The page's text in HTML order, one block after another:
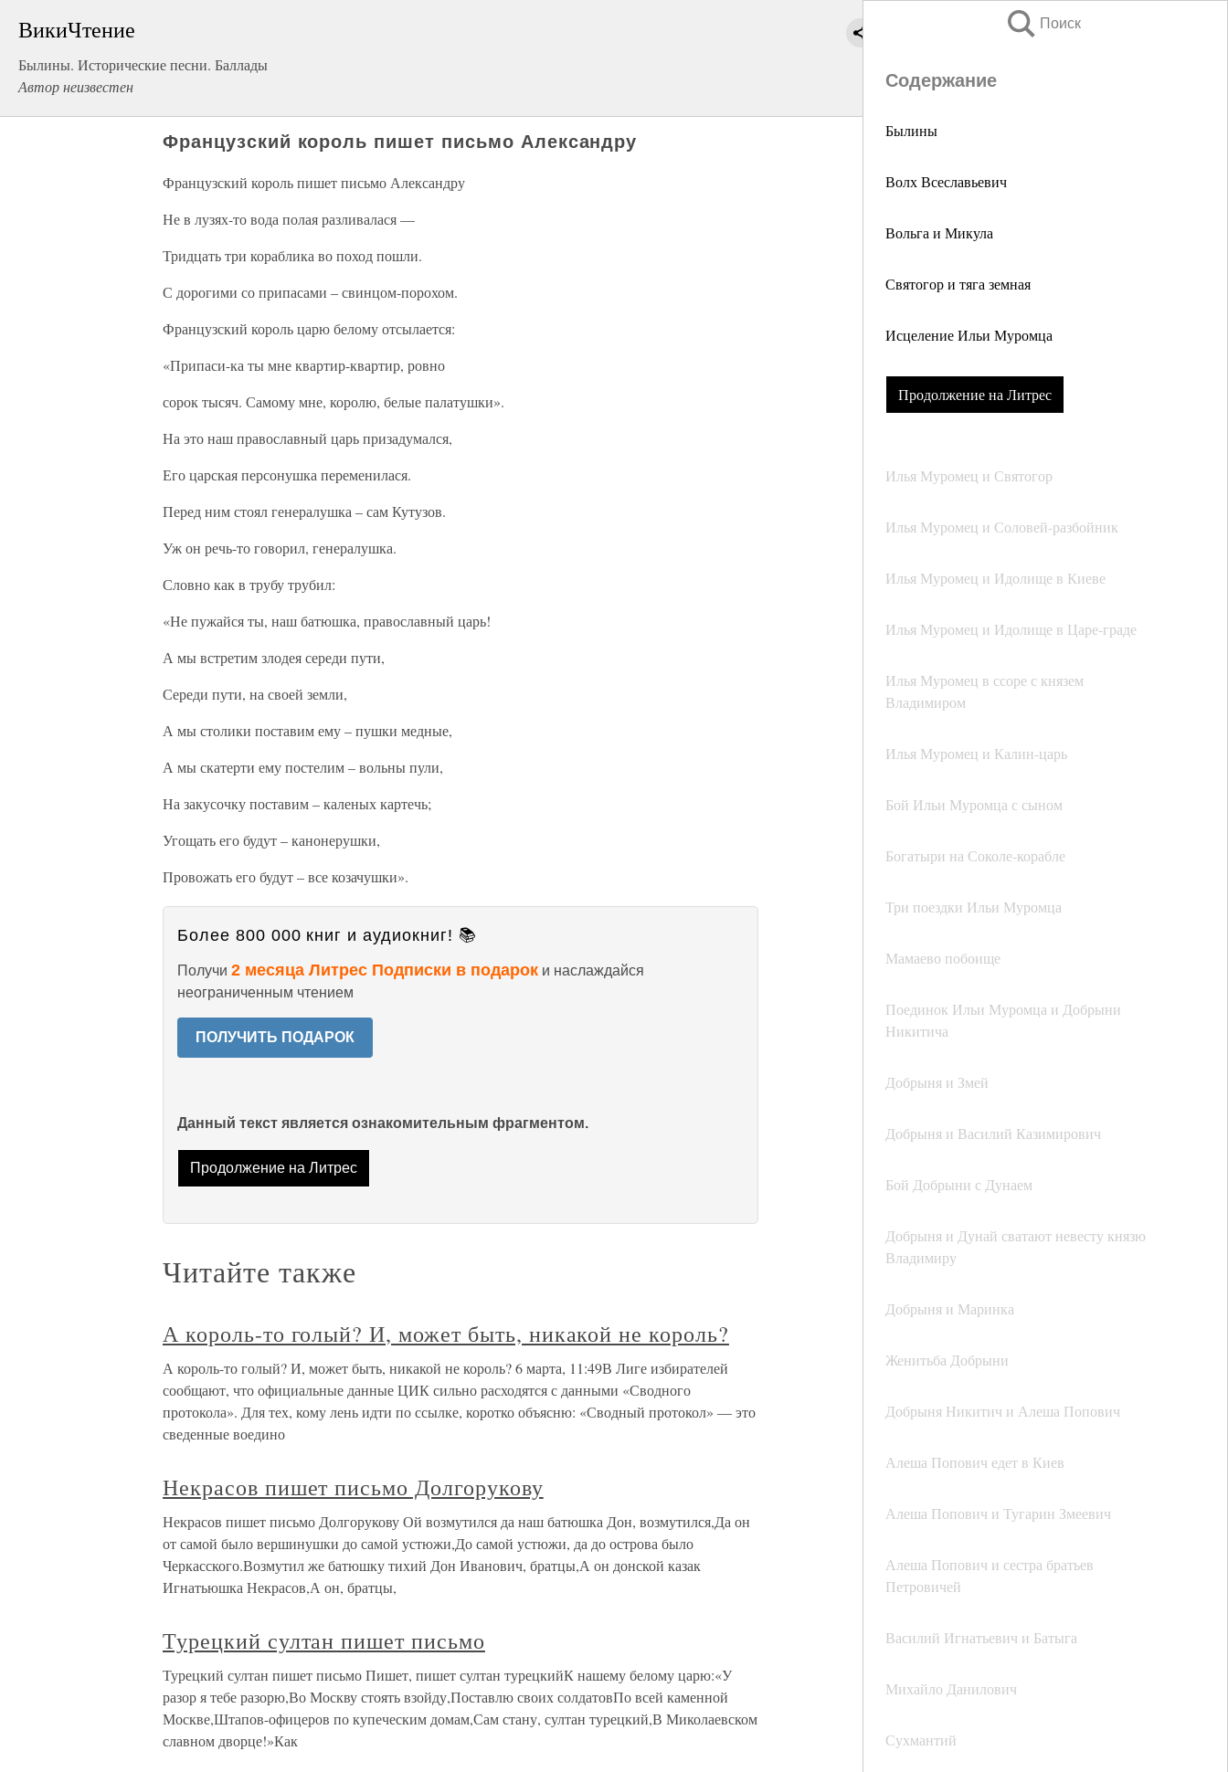
ВикиЧтение
Былины. Исторические песни. Баллады
Автор неизвестен
Поиск
Содержание
Былины
Волх Всеславьевич
Вольга и Микула
Святогор и тяга земная
Исцеление Ильи Муромца
Продолжение на Литрес
Илья Муромец и Святогор
Илья Муромец и Соловей-разбойник
Илья Муромец и Идолище в Киеве
Илья Муромец и Идолище в Царе-граде
Илья Муромец в ссоре с князем
Владимиром
Илья Муромец и Калин-царь
Бой Ильи Муромца с сыном
Богатыри на Соколе-корабле
Три поездки Ильи Муромца
Мамаево побоище
Поединок Ильи Муромца и Добрыни
Никитича
Добрыня и Змей
Добрыня и Василий Казимирович
Бой Добрыни с Дунаем
Добрыня и Дунай сватают невесту князю
Владимиру
Добрыня и Маринка
Женитьба Добрыни
Добрыня Никитич и Алеша Попович
Алеша Попович едет в Киев
Алеша Попович и Тугарин Змеевич
Алеша Попович и сестра братьев
Петровичей
Василий Игнатьевич и Батыга
Михайло Данилович
Сухмантий
Французский король пишет письмо Александру
Французский король пишет письмо Александру
Не в лузях-то вода полая разливалася —
Тридцать три кораблика во поход пошли.
С дорогими со припасами – свинцом-порохом.
Французский король царю белому отсылается:
«Припаси-ка ты мне квартир-квартир, ровно
сорок тысяч. Самому мне, королю, белые палатушки».
На это наш православный царь призадумался,
Его царская персонушка переменилася.
Перед ним стоял генералушка – сам Кутузов.
Уж он речь-то говорил, генералушка.
Словно как в трубу трубил:
«Не пужайся ты, наш батюшка, православный царь!
А мы встретим злодея середи пути,
Середи пути, на своей земли,
А мы столики поставим ему – пушки медные,
А мы скатерти ему постелим – вольны пули,
На закусочку поставим – каленых картечь;
Угощать его будут – канонерушки,
Провожать его будут – все козачушки».
Более 800 000 книг и аудиокниг! 📚
Получи 2 месяца Литрес Подписки в подарок и наслаждайся
неограниченным чтением
ПОЛУЧИТЬ ПОДАРОК
Данный текст является ознакомительным фрагментом.
Продолжение на Литрес
Читайте также
А король-то голый? И, может быть, никакой не король?
А король-то голый? И, может быть, никакой не король? 6 марта, 11:49В Лиге избирателей
сообщают, что официальные данные ЦИК сильно расходятся с данными «Сводного
протокола». Для тех, кому лень идти по ссылке, коротко объясню: «Сводный протокол» — это
сведенные воедино
Некрасов пишет письмо Долгорукову
Некрасов пишет письмо Долгорукову Ой возмутился да наш батюшка Дон, возмутился,Да он
от самой было вершинушки до самой устюжи,До самой устюжи, да до острова было
Черкасского.Возмутил же батюшку тихий Дон Иванович, братцы,А он донской казак
Игнатьюшка Некрасов,А он, братцы,
Турецкий султан пишет письмо
Турецкий султан пишет письмо Пишет, пишет султан турецкийК нашему белому царю:«У
разор я тебе разорю,Во Москву стоять взойду,Поставлю своих солдатовПо всей каменной
Москве,Штапов-офицеров по купеческим домам,Сам стану, султан турецкий,В Миколаевском
славном дворце!»Как